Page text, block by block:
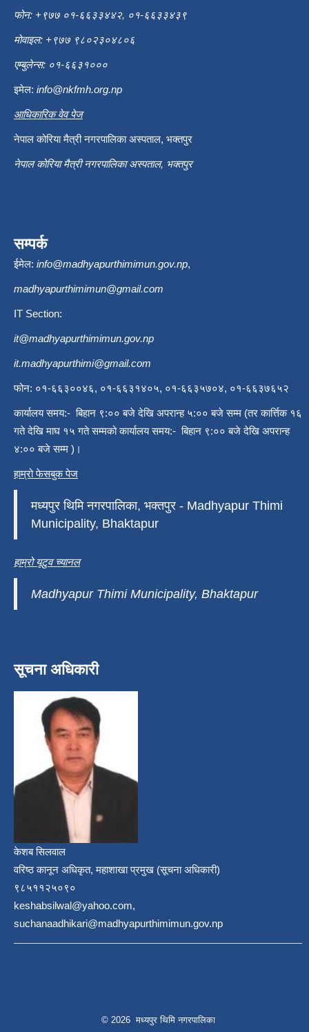
फोन: +९७७ ०१-६६३३४४२, ०१-६६३३४३९
मोवाइल: +९७७ ९८०२३०४८०६
एम्बुलेन्स: ०१-६६३१०००
इमेल: info@nkfmh.org.np
आधिकारिक वेव पेज
नेपाल कोरिया मैत्री नगरपालिका अस्पताल, भक्तपुर
नेपाल कोरिया मैत्री नगरपालिका अस्पताल, भक्तपुर
सम्पर्क
ईमेल: info@madhyapurthimimun.gov.np,
madhyapurthimimun@gmail.com
IT Section:
it@madhyapurthimimun.gov.np
it.madhyapurthimi@gmail.com
फोन: ०१-६६३००४६, ०१-६६३१४०५, ०१-६६३५७०४, ०१-६६३७६५२
कार्यालय समय:- बिहान ९:०० बजे देखि अपरान्ह ५:०० बजे सम्म (तर कार्त्तिक १६
गते देखि माघ १५ गते सम्मको कार्यालय समय:- बिहान ९:०० बजे देखि अपरान्ह
४:०० बजे सम्म )।
हाम्रो फेसबुक पेज
मध्यपुर थिमि नगरपालिका, भक्तपुर - Madhyapur Thimi
Municipality, Bhaktapur
हाम्रो यूटुव च्यानल
Madhyapur Thimi Municipality, Bhaktapur
सूचना अधिकारी
केशब सिलवाल
वरिष्ठ कानून अधिकृत, महाशाखा प्रमुख (सूचना अधिकारी)
९८५११२५०९०
keshabsilwal@yahoo.com,
suchanaadhikari@madhyapurthimimun.gov.np
© 2026 मध्यपुर थिमि नगरपालिका